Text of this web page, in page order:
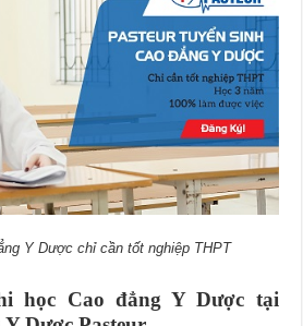
Y Dược chỉ cần tốt nghiệp THPT
học Cao đẳng Y Dược tại